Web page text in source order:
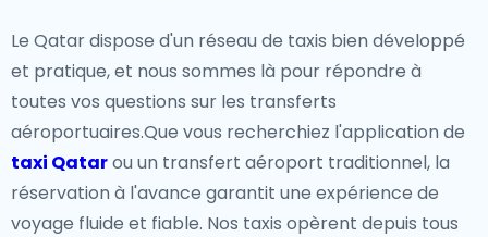
avec du dune bashing, ou s'émerveiller devant le
magnifique parc Aspire. La fusion de l'architecture
moderne et de la beauté naturelle fait du Qatar une
destination de premier choix pour le tourisme et
l'aventure.
Hors des sentiers battus
Le Qatar dispose d'un réseau de taxis bien développé
et pratique, et nous sommes là pour répondre à
toutes vos questions sur les transferts
aéroportuaires.Que vous recherchiez l'application de
taxi Qatarou un transfert aéroport traditionnel, la
réservation à l'avance garantit une expérience de
voyage fluide et fiable. Nos taxis opèrent depuis tous